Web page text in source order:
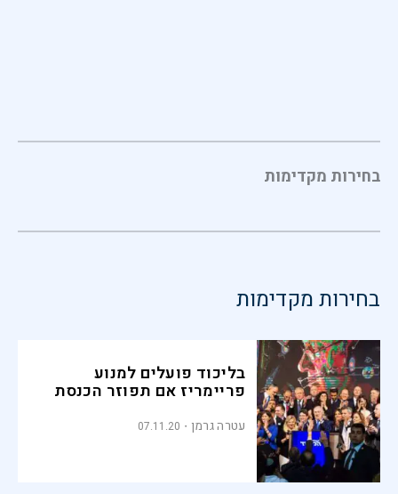
בחירות מקדימות
בחירות מקדימות
בליכוד פועלים למנוע
פריימריז אם תפוזר הכנסת
עטרה גרמן 07.11.20